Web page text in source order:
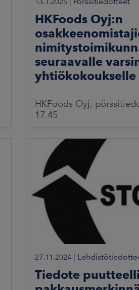
HKFoods Oyj:n
seuraavalle
yhtiökokoukselle
HKFoods Oyj,
17.45
27.11.2024 |
Tiedote